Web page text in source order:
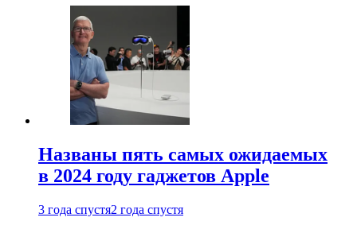
Названы пять самых ожидаемых
в 2024 году гаджетов Apple
3 года спустя2 года спустя